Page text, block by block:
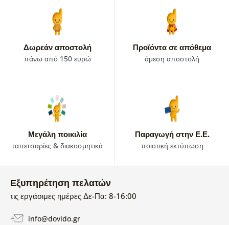
Δωρεάν αποστολή
πάνω από 150 ευρώ
Προϊόντα σε απόθεμα
άμεση αποστολή
Μεγάλη ποικιλία
ταπετσαρίες & διακοσμητικά
Παραγωγή στην Ε.Ε.
ποιοτική εκτύπωση
Εξυπηρέτηση πελατών
τις εργάσιμες ημέρες Δε-Πα: 8-16:00
info@dovido.gr